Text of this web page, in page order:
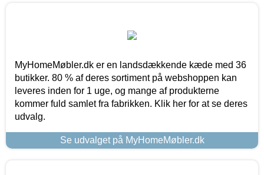
MyHomeMøbler.dk er en landsdækkende kæde med 36
butikker. 80 % af deres sortiment på webshoppen kan
leveres inden for 1 uge, og mange af produkterne
kommer fuld samlet fra fabrikken. Klik her for at se deres
udvalg.
Se udvalget på MyHomeMøbler.dk